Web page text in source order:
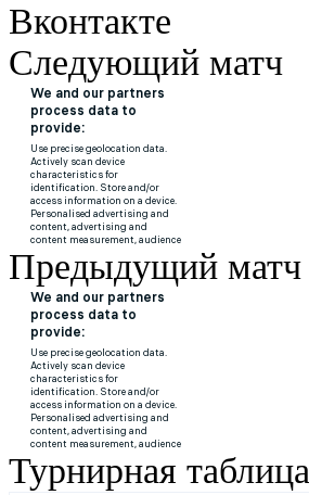
Вконтакте
Следующий матч
Предыдущий матч
Турнирная таблица